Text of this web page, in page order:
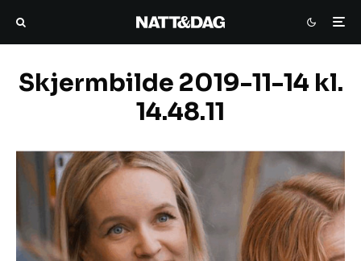
Skjermbilde 2019-11-14 kl.
14.48.11